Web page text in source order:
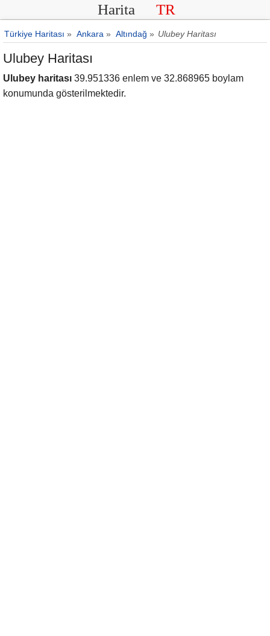
Harita TR
Türkiye Haritası » Ankara » Altındağ » Ulubey Haritası
Ulubey Haritası
Ulubey haritası 39.951336 enlem ve 32.868965 boylam
konumunda gösterilmektedir.